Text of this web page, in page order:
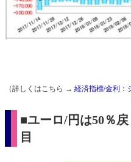
（詳しくはこちら → 経済指標/金利：
■ユーロ/円は50％
目